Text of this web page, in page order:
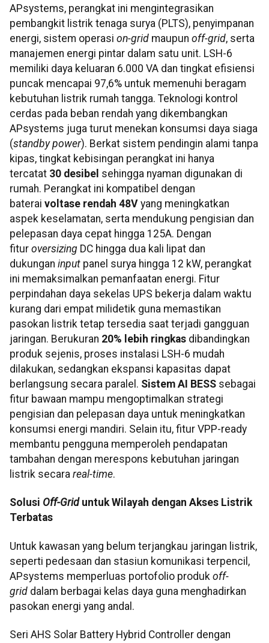
APsystems, perangkat ini mengintegrasikan
pembangkit listrik tenaga surya (PLTS), penyimpanan
energi, sistem operasi on-grid maupun off-grid, serta
manajemen energi pintar dalam satu unit. LSH-6
memiliki daya keluaran 6.000 VA dan tingkat efisiensi
puncak mencapai 97,6% untuk memenuhi beragam
kebutuhan listrik rumah tangga. Teknologi kontrol
cerdas pada beban rendah yang dikembangkan
APsystems juga turut menekan konsumsi daya siaga
(standby power). Berkat sistem pendingin alami tanpa
kipas, tingkat kebisingan perangkat ini hanya
tercatat 30 desibel sehingga nyaman digunakan di
rumah. Perangkat ini kompatibel dengan
baterai voltase rendah 48V yang meningkatkan
aspek keselamatan, serta mendukung pengisian dan
pelepasan daya cepat hingga 125A. Dengan
fitur oversizing DC hingga dua kali lipat dan
dukungan input panel surya hingga 12 kW, perangkat
ini memaksimalkan pemanfaatan energi. Fitur
perpindahan daya sekelas UPS bekerja dalam waktu
kurang dari empat milidetik guna memastikan
pasokan listrik tetap tersedia saat terjadi gangguan
jaringan. Berukuran 20% lebih ringkas dibandingkan
produk sejenis, proses instalasi LSH-6 mudah
dilakukan, sedangkan ekspansi kapasitas dapat
berlangsung secara paralel. Sistem AI BESS sebagai
fitur bawaan mampu mengoptimalkan strategi
pengisian dan pelepasan daya untuk meningkatkan
konsumsi energi mandiri. Selain itu, fitur VPP-ready
membantu pengguna memperoleh pendapatan
tambahan dengan merespons kebutuhan jaringan
listrik secara real-time.
Solusi Off-Griduntuk Wilayah dengan Akses Listrik
Terbatas
Untuk kawasan yang belum terjangkau jaringan listrik,
seperti pedesaan dan stasiun komunikasi terpencil,
APsystems memperluas portofolio produk off-
grid dalam berbagai kelas daya guna menghadirkan
pasokan energi yang andal.
Seri AHS Solar Battery Hybrid Controller dengan